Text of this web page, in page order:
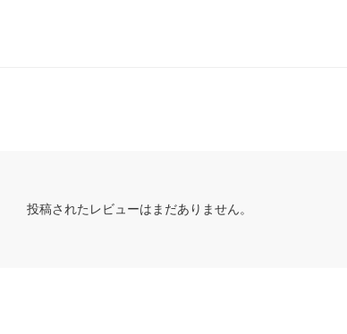
投稿されたレビューはまだありません。